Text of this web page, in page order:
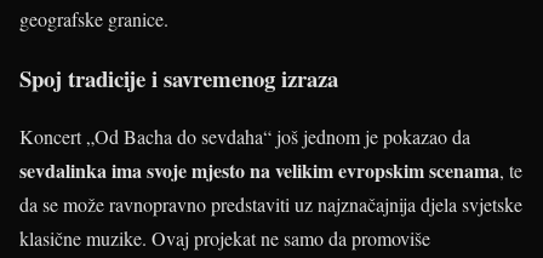
geografske granice.
Spoj tradicije i savremenog izraza
Koncert „Od Bacha do sevdaha“ još jednom je pokazao da
sevdalinka ima svoje mjesto na velikim evropskim scenama, te
da se može ravnopravno predstaviti uz najznačajnija djela svjetske
klasične muzike. Ovaj projekat ne samo da promoviše